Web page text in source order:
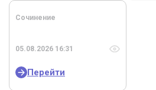
Сочинение
05.08.2026 16:31
Перейти